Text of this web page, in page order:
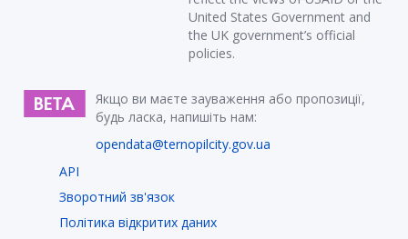
United States Government and
the UK government’s official
policies.
Якщо ви маєте зауваження або пропозиції,
будь ласка, напишіть нам:
opendata@ternopilcity.gov.ua
API
Зворотний зв'язок
Політика відкритих даних